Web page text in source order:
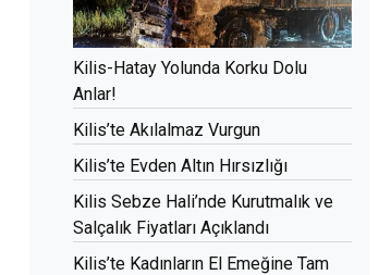
Kilis-Hatay Yolunda Korku Dolu
Anlar!
Kilis’te Akılalmaz Vurgun
Kilis’te Evden Altın Hırsızlığı
Kilis Sebze Hali’nde Kurutmalık ve
Salçalık Fiyatları Açıklandı
Kilis’te Kadınların El Emeğine Tam